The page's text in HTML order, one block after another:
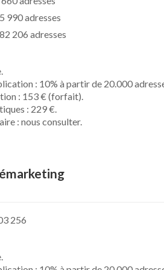
990 adresses
82 206 adresses
: 10% à partir de 20.000
: 153 € (forfait).
: 229 €.
: nous consulter.
256